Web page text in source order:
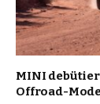
MINI
Offroad-